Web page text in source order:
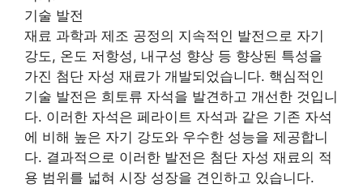
기술 발전
재료 과학과 제조 공정의 지속적인 발전으로 자기
강도, 온도 저항성, 내구성 향상 등 향상된 특성을
가진 첨단 자성 재료가 개발되었습니다. 핵심적인
기술 발전은 희토류 자석을 발견하고 개선한 것입니
다. 이러한 자석은 페라이트 자석과 같은 기존 자석
에 비해 높은 자기 강도와 우수한 성능을 제공합니
다. 결과적으로 이러한 발전은 첨단 자성 재료의 적
용 범위를 넓혀 시장 성장을 견인하고 있습니다.